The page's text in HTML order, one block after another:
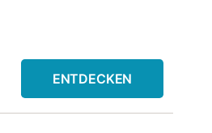
ENTDECKEN